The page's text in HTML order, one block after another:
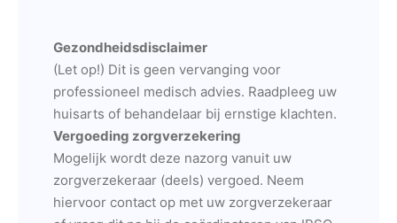
Gezondheidsdisclaimer
(Let op!) Dit is geen vervanging voor
professioneel medisch advies. Raadpleeg uw
huisarts of behandelaar bij ernstige klachten.
Vergoeding zorgverzekering
Mogelijk wordt deze nazorg vanuit uw
zorgverzekeraar (deels) vergoed. Neem
hiervoor contact op met uw zorgverzekeraar